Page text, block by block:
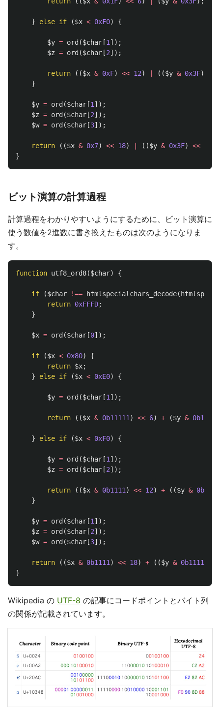
} else if ($x < 0xF0) {
$y = ord ($char [1 ]);
$z = ord ($char [2]);
return (($x & 0xF) << 12) (($y & 0x3F)
}
$y = ord ($char [1 ]);
$z = ord ($char [2]);
$w = ord ($char [3]);
return (($x & 0x7) << 18) (($y & 0x3F) <<
}
ビット演算の計算過程
計算過程をわかりやすいようにするために、ビット演算に
使う数値を2進数に書き換えたものは次のようになりま
す。
function utf8_ord8($char) {
if ($char !== htmlspecialchars_decode(
return 0xFFFD;
}
$x = ord ($char [0]);
if ($x < 0x80)
{
return $x;
}
else if ($x < 0xE0) {
$y = ord ($char [1 ]);
return (($x & 0b11111 ) << 6) + ($y &
} else if ($x < 0xF0) {
$y = ord ($char [1 ]);
$z = ord ($char [2]);
return (($x & 0b1111 ) << 12) + (($y &
}
$y = ord ($char [1 ]);
$z = ord ($char [2]);
$w = ord ($char [3]);
return (($x & 0b1111 ) << 18) + (($y & 0b111111
}
Wikipedia の UTF-8 の記事にコードポイントとバイト列
の関係が記載されています。